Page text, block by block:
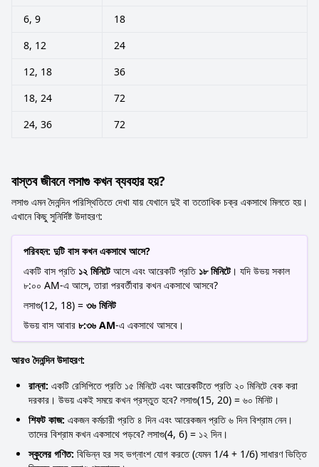
6, 9
18
8, 12
24
12, 18
36
18, 24
72
24, 36
72
বাস্তব জীবনে লসাগু কখন ব্যবহার হয়?
লসাগু এমন দৈনন্দিন পরিস্থিতিতে দেখা যায় যেখানে দুই বা ততোধিক চক্র একসাথে মিলতে হয়।
এখানে কিছু সুনির্দিষ্ট উদাহরণ:
পরিবহন: দুটি বাস কখন একসাথে আসে?
একটি বাস প্রতি ১২ মিনিটেআসে এবং আরেকটি প্রতি ১৮ মিনিটে। যদি উভয় সকাল
৮:০০ AM-এ আসে, তারা পরবর্তীবার কখন একসাথে আসবে?
লসাগু(12, 18) = ৩৬ মিনিট
উভয় বাস আবার ৮:৩৬ AM-এ একসাথে আসবে।
আরও দৈনন্দিন উদাহরণ:
রান্না: একটি রেসিপিতে প্রতি ১৫ মিনিটে এবং আরেকটিতে প্রতি ২০ মিনিটে বেক করা
দরকার। উভয় একই সময়ে কখন প্রস্তুত হবে? লসাগু(15, 20) = ৬০ মিনিট।
শিফট কাজ: একজন কর্মচারী প্রতি ৪ দিন এবং আরেকজন প্রতি ৬ দিন বিশ্রাম নেন।
তাদের বিশ্রাম কখন একসাথে পড়বে? লসাগু(4, 6) = ১২ দিন।
স্কুলের গণিত: বিভিন্ন হর সহ ভগ্নাংশ যোগ করতে (যেমন 1/4 + 1/6) সাধারণ ভিত্তি